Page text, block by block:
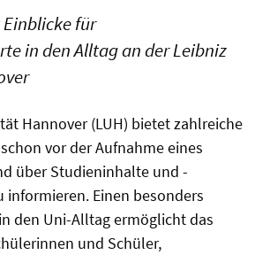
für
in den Alltag an der Leibniz
Hannover (LUH) bietet zahlreiche
vor der Aufnahme eines
über Studieninhalte und -
informieren. Einen besonders
den Uni-Alltag ermöglicht das
und Schüler,